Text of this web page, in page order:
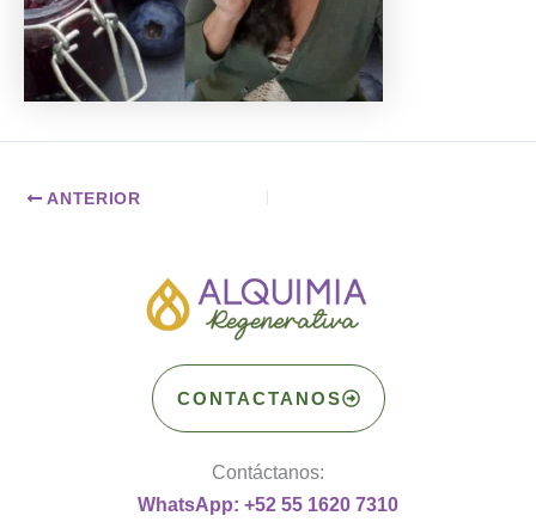
ANTERIOR
CONTACTANOS
Contáctanos:
WhatsApp: +52 55 1620 7310